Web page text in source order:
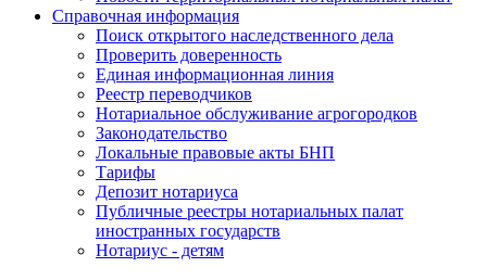
Справочная информация
Поиск открытого наследственного дела
Проверить доверенность
Единая информационная линия
Реестр переводчиков
Нотариальное обслуживание агрогородков
Законодательство
Локальные правовые акты БНП
Тарифы
Депозит нотариуса
Публичные реестры нотариальных палат
иностранных государств
Нотариус - детям